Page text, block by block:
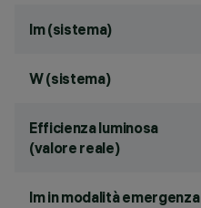
lm (sistema)
W (sistema)
Efficienza luminosa
(valore reale)
lm in modalità emergenza